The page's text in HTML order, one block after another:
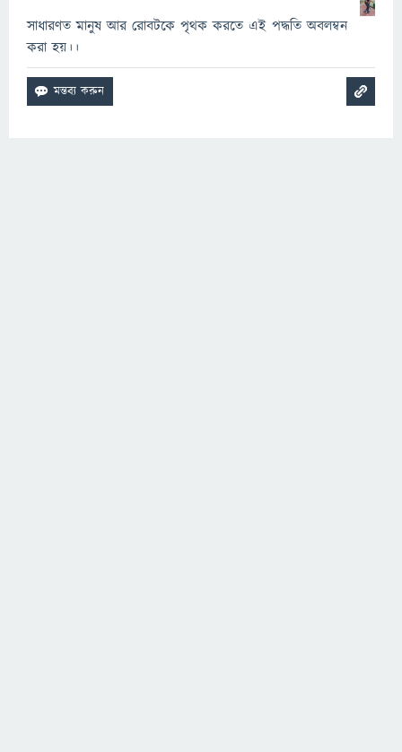
সাধারণত মানুষ আর রোবটকে পৃথক করতে এই পদ্ধতি অবলম্বন
করা হয়।।